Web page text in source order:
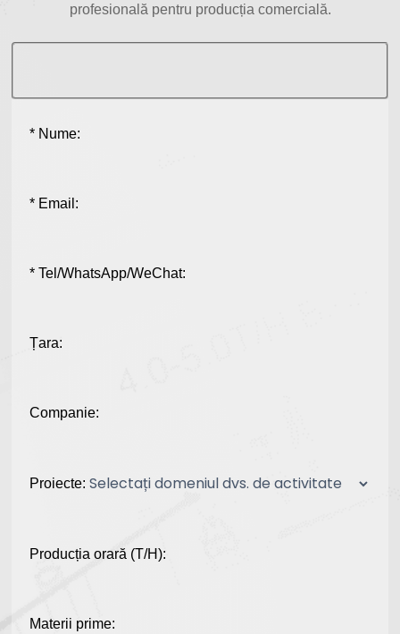
profesională pentru producția comercială.
* Nume:
* Email:
* Tel/WhatsApp/WeChat:
Țara:
Companie:
Proiecte:
Producția orară (T/H):
Materii prime: